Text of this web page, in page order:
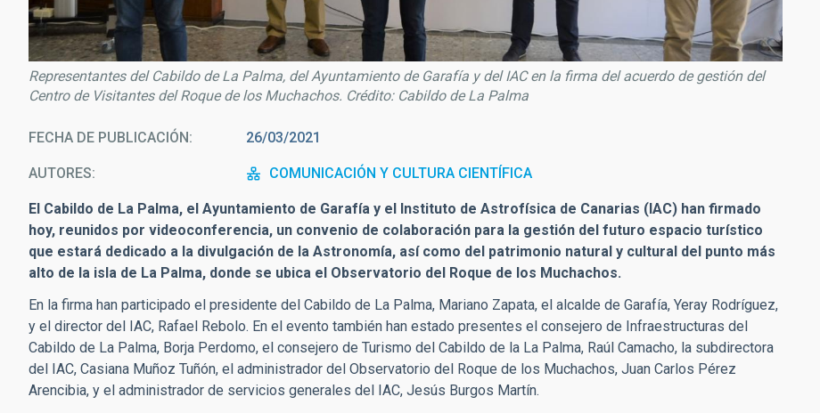
Representantes del Cabildo de La Palma, del Ayuntamiento de Garafía y del IAC en la firma del acuerdo de gestión del
Centro de Visitantes del Roque de los Muchachos. Crédito: Cabildo de La Palma
FECHA DE PUBLICACIÓN 26/03/2021
AUTORES COMUNICACIÓN Y CULTURA CIENTÍFICA
El Cabildo de La Palma, el Ayuntamiento de Garafía y el Instituto de Astrofísica de Canarias (IAC) han firmado
hoy, reunidos por videoconferencia, un convenio de colaboración para la gestión del futuro espacio turístico
que estará dedicado a la divulgación de la Astronomía, así como del patrimonio natural y cultural del punto más
alto de la isla de La Palma, donde se ubica el Observatorio del Roque de los Muchachos.
En la firma han participado el presidente del Cabildo de La Palma, Mariano Zapata, el alcalde de Garafía, Yeray Rodríguez,
y el director del IAC, Rafael Rebolo. En el evento también han estado presentes el consejero de Infraestructuras del
Cabildo de La Palma, Borja Perdomo, el consejero de Turismo del Cabildo de la La Palma, Raúl Camacho, la subdirectora
del IAC, Casiana Muñoz Tuñón, el administrador del Observatorio del Roque de los Muchachos, Juan Carlos Pérez
Arencibia, y el administrador de servicios generales del IAC, Jesús Burgos Martín.